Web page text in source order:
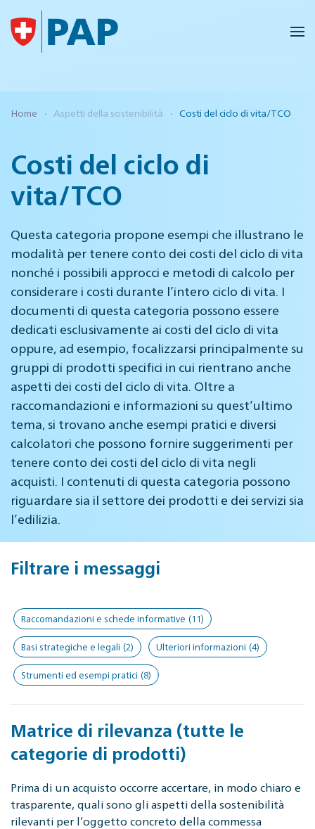
Skip to main content
Home Aspetti della sostenibilità Costi del ciclo di vita/TCO
Costi del ciclo di
vita/TCO
Questa categoria propone esempi che illustrano le
modalità per tenere conto dei costi del ciclo di vita
nonché i possibili approcci e metodi di calcolo per
considerare i costi durante l’intero ciclo di vita. I
documenti di questa categoria possono essere
dedicati esclusivamente ai costi del ciclo di vita
oppure, ad esempio, focalizzarsi principalmente su
gruppi di prodotti specifici in cui rientrano anche
aspetti dei costi del ciclo di vita. Oltre a
raccomandazioni e informazioni su quest’ultimo
tema, si trovano anche esempi pratici e diversi
calcolatori che possono fornire suggerimenti per
tenere conto dei costi del ciclo di vita negli
acquisti. I contenuti di questa categoria possono
riguardare sia il settore dei prodotti e dei servizi sia
l’edilizia.
Filtrare i messaggi
Raccomandazioni e schede informative (11)
Basi strategiche e legali (2) Ulteriori informazioni (4)
Strumenti ed esempi pratici (8)
Matrice di rilevanza (tutte le
categorie di prodotti)
Prima di un acquisto occorre accertare, in modo chiaro e
trasparente, quali sono gli aspetti della sostenibilità
rilevanti per l’oggetto concreto della commessa